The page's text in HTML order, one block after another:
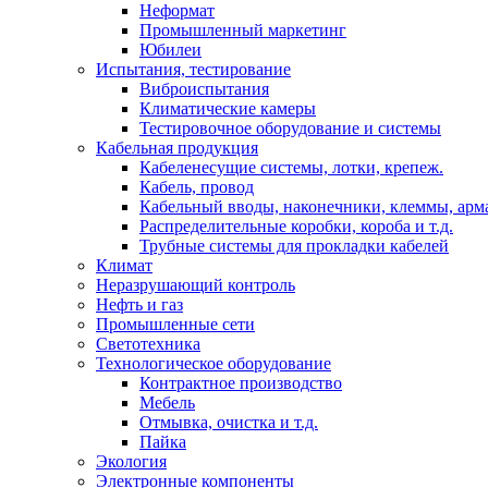
Неформат
Промышленный маркетинг
Юбилеи
Испытания, тестирование
Виброиспытания
Климатические камеры
Тестировочное оборудование и системы
Кабельная продукция
Кабеленесущие системы, лотки, крепеж.
Кабель, провод
Кабельный вводы, наконечники, клеммы,
Распределительные коробки, короба и т.д.
Трубные системы для прокладки кабелей
Климат
Неразрушающий контроль
Нефть и газ
Промышленные сети
Светотехника
Технологическое оборудование
Контрактное производство
Мебель
Отмывка, очистка и т.д.
Пайка
Экология
Электронные компоненты